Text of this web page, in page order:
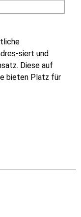
siert und
Diese auf
bieten Platz für